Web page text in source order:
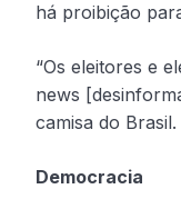
há proibição
“Os eleitores e
news
camisa do
Democracia